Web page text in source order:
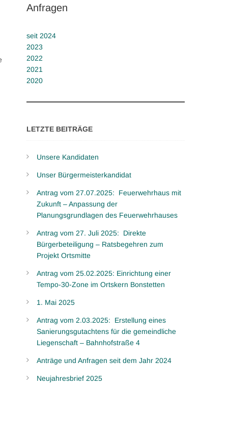
Anfragen
seit 2024
2023
2022
2021
2020
LETZTE BEITRÄGE
Unsere Kandidaten
Unser Bürgermeisterkandidat
Antrag vom 27.07.2025: Feuerwehrhaus mit
Zukunft – Anpassung der
Planungsgrundlagen des Feuerwehrhauses
Antrag vom 27. Juli 2025: Direkte
Bürgerbeteiligung – Ratsbegehren zum
Projekt Ortsmitte
Antrag vom 25.02.2025: Einrichtung einer
Tempo-30-Zone im Ortskern Bonstetten
1. Mai 2025
Antrag vom 2.03.2025: Erstellung eines
Sanierungsgutachtens für die gemeindliche
Liegenschaft – Bahnhofstraße 4
Anträge und Anfragen seit dem Jahr 2024
Neujahresbrief 2025